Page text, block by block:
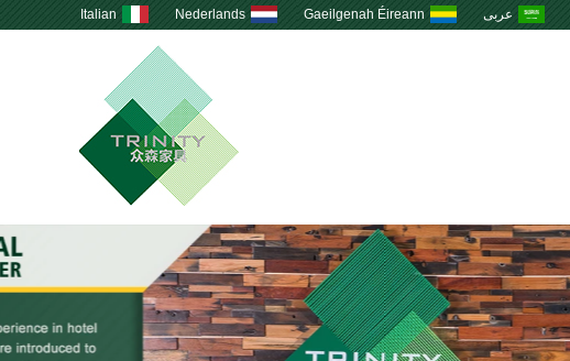
عربى Gaeilgenah Éireann
Nederlands
Italian